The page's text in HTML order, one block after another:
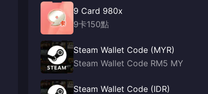
9 Card 980x
9卡150點
Steam Wallet Code (MYR)
Steam Wallet Code RM5 MY
Steam Wallet Code (IDR)